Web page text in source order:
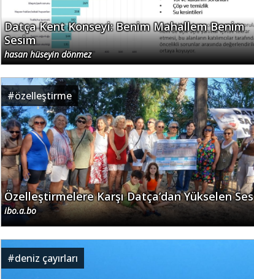
Datça Kent Konseyi: Benim Mahallem Benim
Sesim
hasan hüseyin dönmez
#özelleştirme
Özelleştirmelere Karşı Datça’dan Yükselen Ses
ibo.a.bo
#deniz çayırları